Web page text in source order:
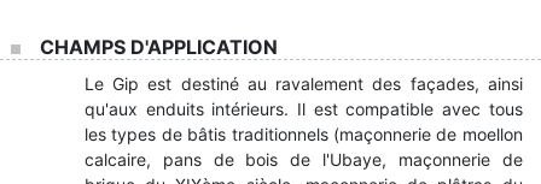
CHAMPS D'APPLICATION
Le Gip est destiné au ravalement des façades, ainsi
qu'aux enduits intérieurs. Il est compatible avec tous
les types de bâtis traditionnels (maçonnerie de moellon
calcaire, pans de bois de l'Ubaye, maçonnerie de